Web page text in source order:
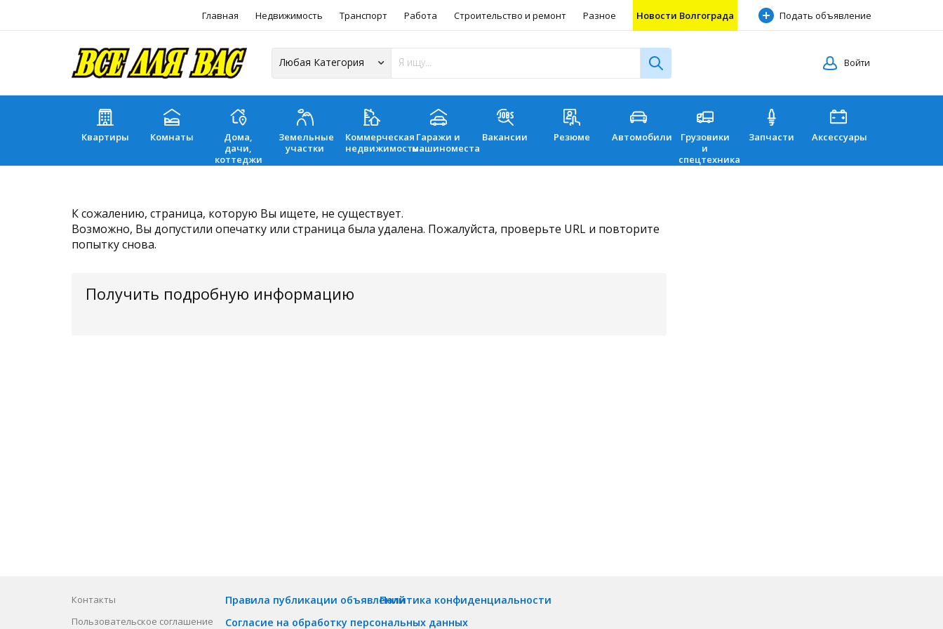
Главная Недвижимость Транспорт Работа Строительство и ремонт Разное Новости Волгограда Подать объявление
Войти
Квартиры Комнаты
Дома,
дачи,
коттеджи
Земельные
участки
Коммерческая
недвижимость
Гаражи и
машиноместа
Вакансии Резюме Автомобили
Грузовики
и
спецтехника
Запчасти Аксессуары
К сожалению, страница, которую Вы ищете, не существует.
Возможно, Вы допустили опечатку или страница была удалена. Пожалуйста, проверьте URL и повторите
попытку снова.
Получить подробную информацию
Контакты
Пользовательское соглашение
Правила публикации объявлений
Согласие на обработку персональных данных
Политика конфиденциальности